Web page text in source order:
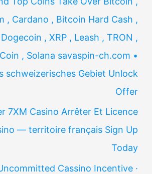
, Cardano , Bitcoin Hard Cash ,
, XRP , Leash , TRON ,
, Solana savaspin-ch.com •
schweizerisches Gebiet Unlock
Offer
7XM Casino Arrêter Et Licence
— territoire français Sign Up
Today
Cassino Incentive ·